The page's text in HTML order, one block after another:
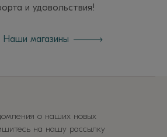
и удовольствия!
Наши магазины
о наших новых
на нашу рассылку